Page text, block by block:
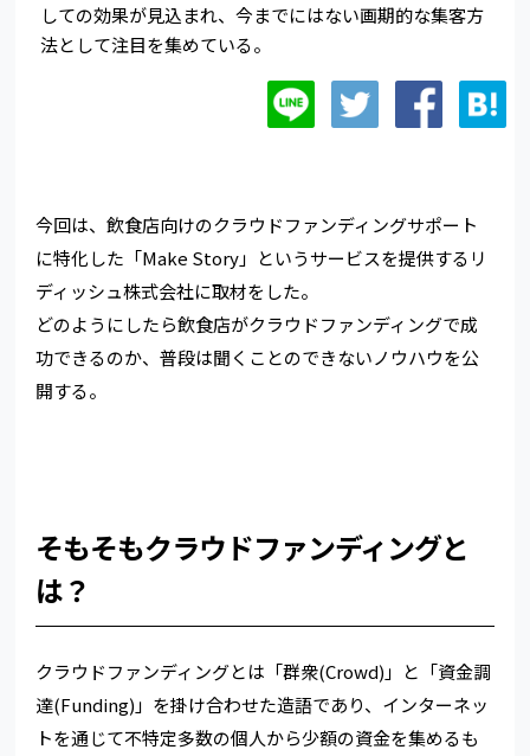
しての効果が見込まれ、今までにはない画期的な集客方
法として注目を集めている。
今回は、飲食店向けのクラウドファンディングサポート
に特化した「Make Story」というサービスを提供するリ
ディッシュ株式会社に取材をした。
どのようにしたら飲食店がクラウドファンディングで成
功できるのか、普段は聞くことのできないノウハウを公
開する。
そもそもクラウドファンディングと
は？
クラウドファンディングとは「群衆(Crowd)」と「資金調
達(Funding)」を掛け合わせた造語であり、インターネッ
トを通じて不特定多数の個人から少額の資金を集めるも